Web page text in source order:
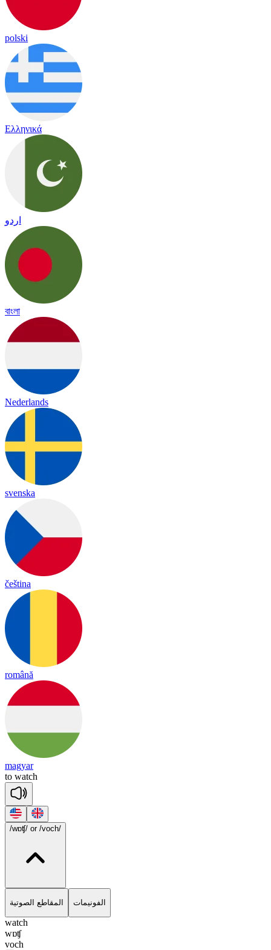
polski
Ελληνικά
اردو
বাংলা
Nederlands
svenska
čeština
română
magyar
to watch
/wɒʧ/ or /voch/
المقاطع الصوتية الفونيمات
watch
wɒʧ
voch